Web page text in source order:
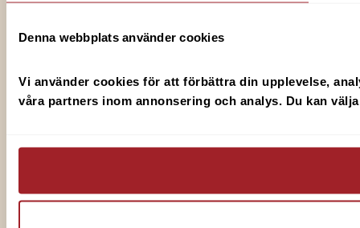
Denna webbplats använder cookies
Vi använder cookies för att förbättra din upplevelse,
våra partners inom annonsering och analys. Du kan